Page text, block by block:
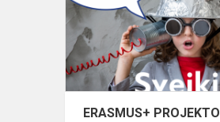
ERASMUS+ PROJEKTO